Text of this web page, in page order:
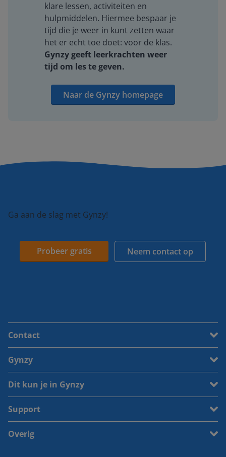
klare lessen, activiteiten en
hulpmiddelen. Hiermee bespaar je
tijd die je weer in kunt zetten waar
het er echt toe doet: voor de klas.
Gynzy geeft leerkrachten weer
tijd om les te geven.
Naar de Gynzy homepage
Ga aan de slag met Gynzy!
Probeer gratis Neem contact op
Contact
Gynzy
Dit kun je in Gynzy
Support
Overig